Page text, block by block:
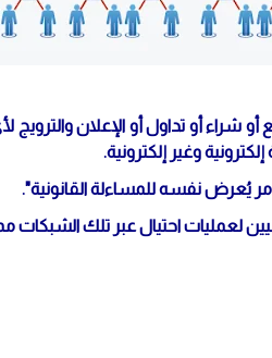
أو شراء أو تداول أو الإعلان
وغير إلكترونية.
يُعرض نفسه للمساءلة القانونية".
لعمليات احتيال عبر تلك الشبكات